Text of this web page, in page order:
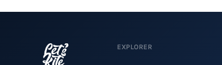
EXPLORER